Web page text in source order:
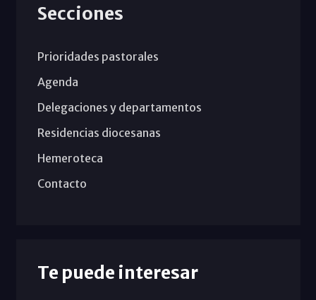
Secciones
Prioridades pastorales
Agenda
Delegaciones y departamentos
Residencias diocesanas
Hemeroteca
Contacto
Te puede interesar